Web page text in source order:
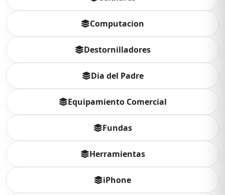
Computacion
Destornilladores
Dia del Padre
Equipamiento Comercial
Fundas
Herramientas
iPhone